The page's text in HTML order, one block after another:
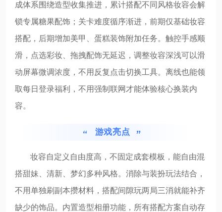
成体系围绕造型收集推进，累计搭配不同风格妆容会解
锁专属糖果配饰；关卡难度循序渐进，前期仅基础妆容
搭配，后期增加美甲、蛋糕装饰附加任务。触控手感顺
滑，点选彩妆、拖拽配饰无延迟，调整妆容深浅可以滑
动屏幕微调浓度，不用反复点击切换工具。离线也能领
取每日登录福利，不用强制联网才能体验核心换装内
容。
游戏亮点
妆容自定义自由度高，不固定成套模板，能自由混
搭甜妹、清新、梦幻多种风格。消除与装扮玩法结合，
不用单独刷副本攒材料，搭配间隙玩两局三消就能补齐
缺少的饰品。内置造型相册功能，所有搭配方案自动存